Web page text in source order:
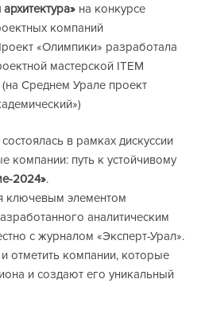
на конкурсе
компаний
«Олимпики» разработала
мастерской ITEM
Среднем Урале проект
в рамках дискуссии
компании: путь к устойчивому
2024».
ключевым элементом
аналитическим
с журналом «Эксперт-Урал».
отметить компании, которые
и создают его уникальный